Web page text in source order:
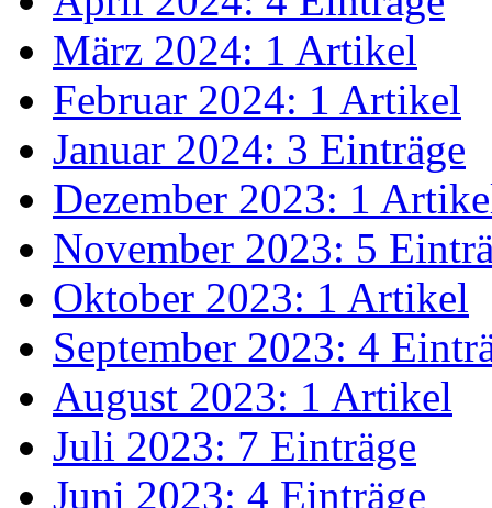
März 2024: 1 Artikel
Februar 2024: 1 Artikel
Januar 2024: 3 Einträge
Dezember 2023: 1
November 2023: 5
Oktober 2023: 1 Artikel
September 2023: 4
August 2023: 1 Artikel
Juli 2023: 7 Einträge
Juni 2023: 4 Einträge